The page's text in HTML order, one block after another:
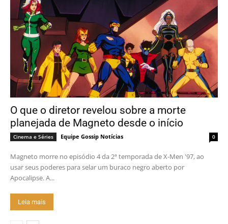
O que o diretor revelou sobre a morte
planejada de Magneto desde o início
Cinema e Séries Equipe Gossip Notícias 0
Magneto morre no episódio 4 da 2ª temporada de X-Men '97, ao
usar seus poderes para selar um buraco negro aberto por
Apocalipse. A...
Leia mais